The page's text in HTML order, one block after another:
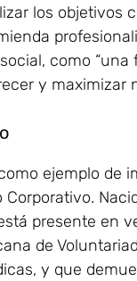
los objetivos
como
y maximizar
ejemplo de
presente en
de
y que